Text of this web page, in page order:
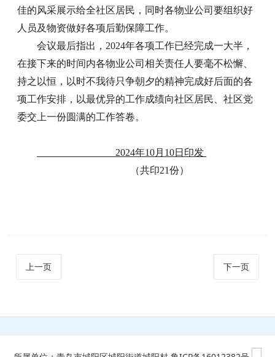
佳的风采展示给全社区居民，同时各物业公司要组织好
人员及物资做好各项后勤保障工作。
会议最后指出，2024年各项工作已经完成一大半，
在接下来的时间内各物业公司相关责任人要毫不松懈、
持之以恒，以时不我待只争朝夕的精神完成好后面的各
项工作安排，以最优异的工作成绩向社区居民、社区党
委交上一份圆满的工作答卷。
2024年10月10日印发
（共印21份）
上一页 下一页